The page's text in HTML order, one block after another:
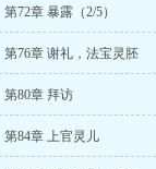
第72章 暴露（2/5）
第76章 谢礼，法宝灵胚
第80章 拜访
第84章 上官灵儿